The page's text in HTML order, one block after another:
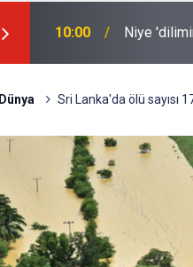
10:00 Niye
Dünya Sri Lanka'da ölü sayısı